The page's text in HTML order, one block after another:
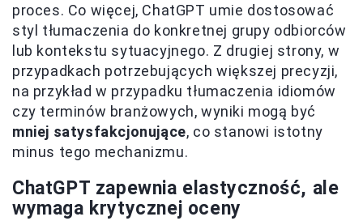
proces. Co więcej, ChatGPT umie dostosować
styl tłumaczenia do konkretnej grupy odbiorców
lub kontekstu sytuacyjnego. Z drugiej strony, w
przypadkach potrzebujących większej precyzji,
na przykład w przypadku tłumaczenia idiomów
czy terminów branżowych, wyniki mogą być
mniej satysfakcjonujące, co stanowi istotny
minus tego mechanizmu.
ChatGPT zapewnia elastyczność, ale
wymaga krytycznej oceny